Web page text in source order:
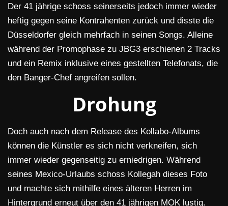
Der 41 jährige schoss seinerseits jedoch immer wieder
heftig gegen seine Kontrahenten zurück und disste die
Düsseldorfer gleich mehrfach in seinen Songs. Alleine
während der Promophase zu JBG3 erschienen 2 Tracks
und ein Remix inklusive eines gestellten Telefonats, die
den Banger-Chef angreifen sollen.
Drohung
Doch auch nach dem Release des Kollabo-Albums
können die Künstler es sich nicht verkneifen, sich
immer wieder gegenseitig zu erniedrigen. Während
seines Mexico-Urlaubs schoss Kollegah dieses Foto
und machte sich mithilfe eines älteren Herren im
Hintergrund erneut über den 41 jährigen MOK lustig.